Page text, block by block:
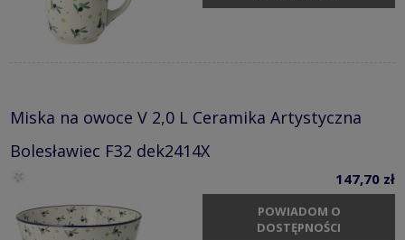
Miska na owoce V 2,0 L Ceramika Artystyczna
Bolesławiec F32 dek2414X
147,70 zł
POWIADOM O
DOSTĘPNOŚCI